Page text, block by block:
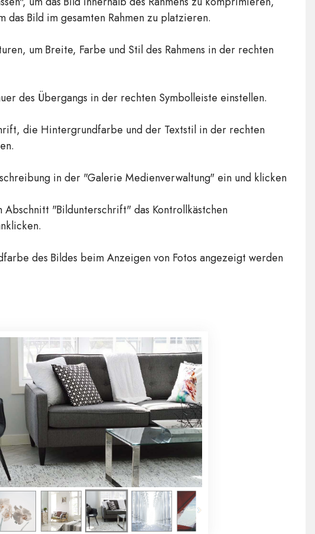
das Bild im gesamten Rahmen zu platzieren.
um Breite, Farbe und Stil des Rahmens in der rechten
des Übergangs in der rechten Symbolleiste einstellen.
die Hintergrundfarbe und der Textstil in der rechten
in der "Galerie Medienverwaltung" ein und klicken
"Bildunterschrift" das Kontrollkästchen
des Bildes beim Anzeigen von Fotos angezeigt werden